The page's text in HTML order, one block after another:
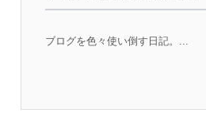
ブログを色々使い倒す日記。...